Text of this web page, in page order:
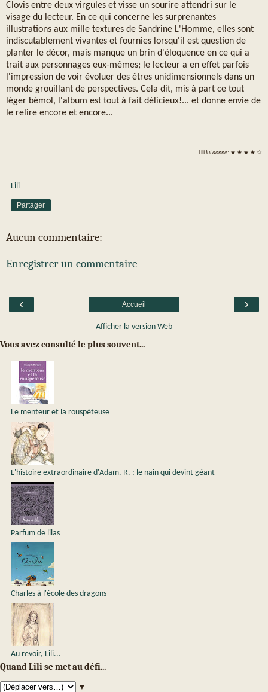
Clovis entre deux virgules et visse un sourire attendri sur le
visage du lecteur. En ce qui concerne les surprenantes
illustrations aux mille textures de Sandrine L'Homme, elles sont
indiscutablement vivantes et fournies lorsqu'il est question de
planter le décor, mais manque un brin d'éloquence en ce qui a
trait aux personnages eux-mêmes; le lecteur a en effet parfois
l'impression de voir évoluer des êtres unidimensionnels dans un
monde grouillant de perspectives. Cela dit, mis à part ce tout
léger bémol, l'album est tout à fait délicieux!... et donne envie de
le relire encore et encore...
Lililui donne: ★ ★ ★ ★ ☆
Lili
Partager
Aucun commentaire:
Enregistrer un commentaire
‹ ›
Accueil
Afficher la version Web
Vous avez consulté le plus souvent...
Le menteur et la rouspéteuse
L'histoire extraordinaire d'Adam. R. : le nain qui devint géant
Parfum de lilas
Charles à l'école des dragons
Au revoir, Lili...
Quand Lili se met au défi...
▼